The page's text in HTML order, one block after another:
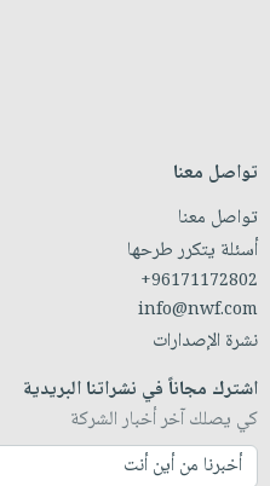
تواصل معنا
تواصل معنا
أسئلة يتكرر طرحها
+96171172802
info@nwf.com
نشرة الإصدارات
اشترك مجاناً في نشراتنا البريدية
كي يصلك آخر أخبار الشركة